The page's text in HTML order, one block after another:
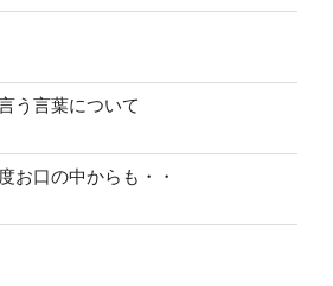
う言葉について
お口の中からも・・